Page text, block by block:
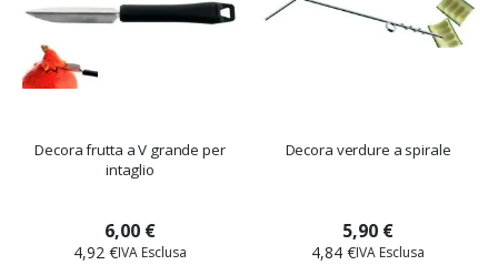
Decora frutta a V grande per
intaglio
6,00 €
4,92 €
Decora verdure a spirale
5,90 €
4,84 €